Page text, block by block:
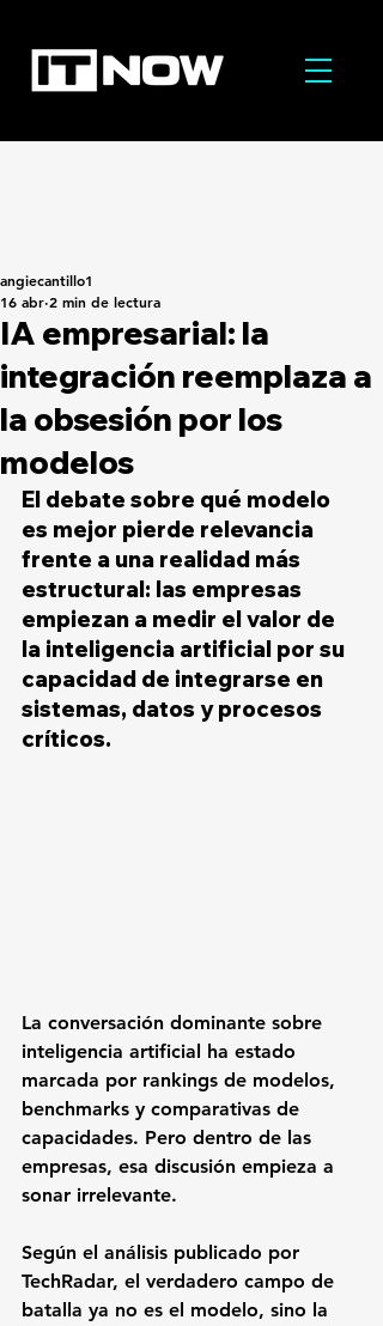
IA empresarial: la
integración reemplaza a
la obsesión por los
modelos
angiecantillo1
16 abr 2 min de lectura
El debate sobre qué modelo
es mejor pierde relevancia
frente a una realidad más
estructural: las empresas
empiezan a medir el valor de
la inteligencia artificial por su
capacidad de integrarse en
sistemas, datos y procesos
críticos.
La conversación dominante sobre
inteligencia artificial ha estado
marcada por rankings de modelos,
benchmarks y comparativas de
capacidades. Pero dentro de las
empresas, esa discusión empieza a
sonar irrelevante.
Según el análisis publicado por
TechRadar, el verdadero campo de
batalla ya no es el modelo, sino la